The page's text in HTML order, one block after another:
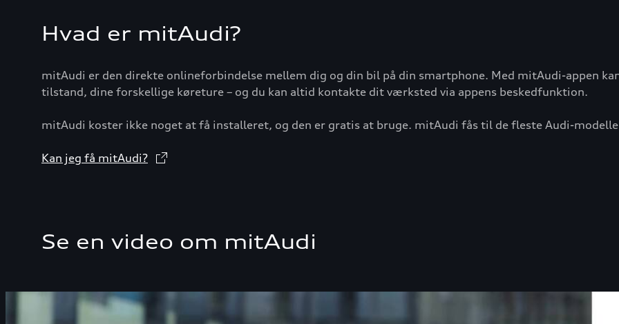
Hvad er mitAudi?
mitAudi er den direkte onlineforbindelse mellem dig og din bil på din smartphone. Med mitAudi-appen
tilstand, dine forskellige køreture – og du kan altid kontakte dit værksted via appens beskedfunktion.
mitAudi koster ikke noget at få installeret, og den er gratis at bruge. mitAudi fås til de fleste Audi-
Kan jeg få mitAudi?
Se en video om mitAudi